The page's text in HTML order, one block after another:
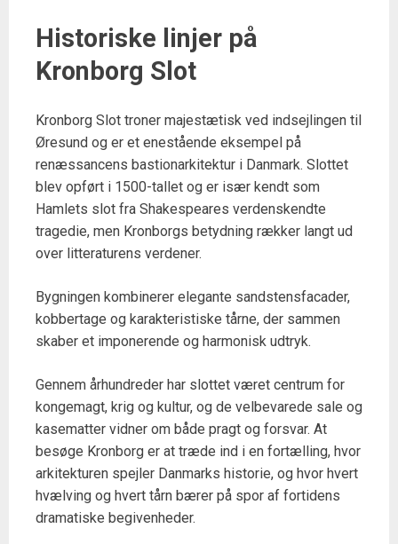
Historiske linjer på
Kronborg Slot
Kronborg Slot troner majestætisk ved indsejlingen til
Øresund og er et enestående eksempel på
renæssancens bastionarkitektur i Danmark. Slottet
blev opført i 1500-tallet og er især kendt som
Hamlets slot fra Shakespeares verdenskendte
tragedie, men Kronborgs betydning rækker langt ud
over litteraturens verdener.
Bygningen kombinerer elegante sandstensfacader,
kobbertage og karakteristiske tårne, der sammen
skaber et imponerende og harmonisk udtryk.
Gennem århundreder har slottet været centrum for
kongemagt, krig og kultur, og de velbevarede sale og
kasematter vidner om både pragt og forsvar. At
besøge Kronborg er at træde ind i en fortælling, hvor
arkitekturen spejler Danmarks historie, og hvor hvert
hvælving og hvert tårn bærer på spor af fortidens
dramatiske begivenheder.